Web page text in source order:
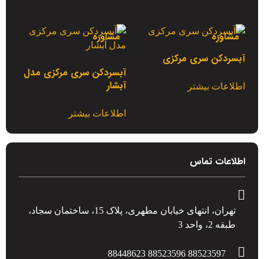
آبسردکن سری مرکزی
مشاوره
اطلاعات بیشتر
آبسردکن سری مرکزی مدل
آبشار
مشاوره
اطلاعات بیشتر
اطلاعات تماس
تهران، انتهای خیابان مطهری، پلاک 15، ساختمان سجاد،
طبقه 2، واحد 3
88523597 88523596 88448623